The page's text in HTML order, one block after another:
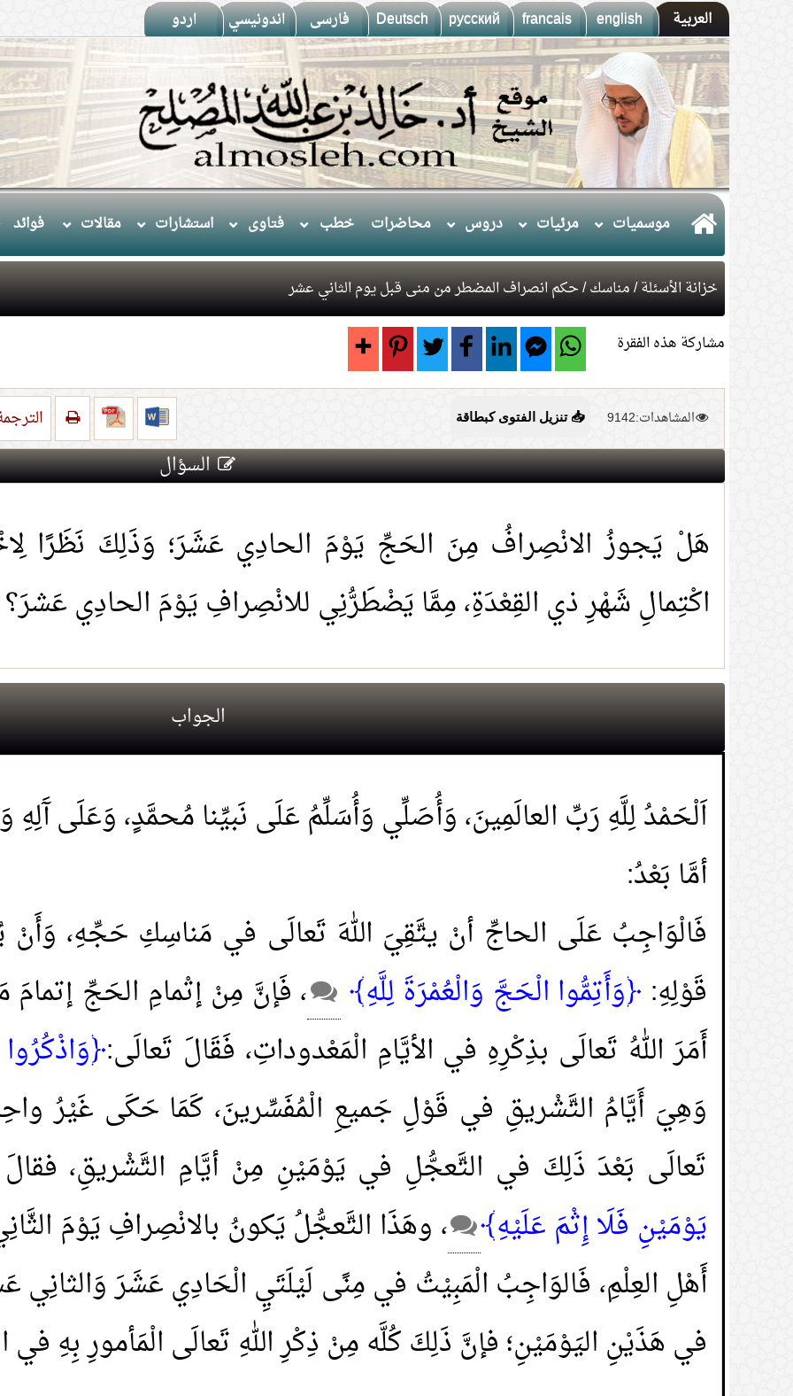
العربية english
francais
русский
Deutsch فارسى اندونيسي اردو
موسميات مرئيات دروس محاضرات خطب فتاوى استشارات مقالات فوائد
خزانة الأسئلة/مناسك/ حكم انصراف المضطر من منى قبل يوم الثاني عشر
مشاركة هذه الفقرة
المشاهدات:9142 📥 تنزيل الفتوى كبطاقة
السؤال
هَلْ يَجوزُ الانْصِرافُ مِنَ الحَجِّ يَوْمَ الحادِي عَشَرَ؛ وَذَلِكَ نَظَرًا
اكْتِمالِ شَهْرِ ذي القِعْدَةِ، مِمَّا يَضْطَرُّنِي للانْصِرافِ يَوْمَ الحادِي عَشرَ؟
الجواب
اَلْحَمْدُ لِلَّهِ رَبِّ العالَمِينَ، وَأُصَلِّي وَأُسَلِّمُ عَلَى نَبيِّنا مُحمَّدٍ، وَعَلَى
أمَّا بَعْدُ:
فَالْوَاجِبُ عَلَى الحاجِّ أنْ يتَّقِيَ اللهَ تَعالَى في مَناسِكِ حَجِّهِ، وَأَنْ
قَوْلِهِ: ﴿وَأَتِمُّوا الْحَجَّ وَالْعُمْرَةَ لِلَّهِ﴾
، فَإنَّ مِنْ إتْمامِ الحَجِّ
أَمَرَ اللهُ تَعالَى بذِكْرِهِ في الأيَّامِ الْمَعْدوداتِ، فَقَالَ تَعالَى:
وَهِيَ أَيَّامُ التَّشْريقِ في قَوْلِ جَميعِ الْمُفَسِّرينَ، كَمَا حَكَى غَيْرُ
تَعالَى بَعْدَ ذَلِكَ في التَّعجُّلِ في يَوْمَيْنِ مِنْ أيَّامِ التَّشْريقِ،
يَوْمَيْنِ فَلَا إِثْمَ عَلَيْهِ﴾
، وهَذَا التَّعجُّلُ يَكونُ بالانْصِرافِ يَوْمَ
أَهْلِ العِلْمِ، فَالوَاجِبُ الْمَبِيْتُ في مِنًى لَيْلَتَيِ الْحَادِي عَشَرَ
في هَذَيْنِ اليَوْمَيْنِ؛ فإنَّ ذَلِكَ كُلَّه مِنْ ذِكْرِ اللهِ تَعالَى الْمَأمورِ بِهِ في